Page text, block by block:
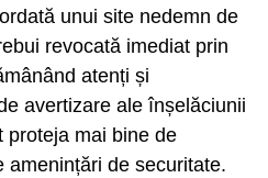
unui site nedemn de
revocată imediat prin
atenți și
avertizare ale înșelăciunii
proteja mai bine de
amenințări de securitate.